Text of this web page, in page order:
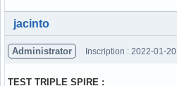
Hors ligne
jacinto
Administrator Inscription : 2022-01-20
TEST TRIPLE SPIRE :